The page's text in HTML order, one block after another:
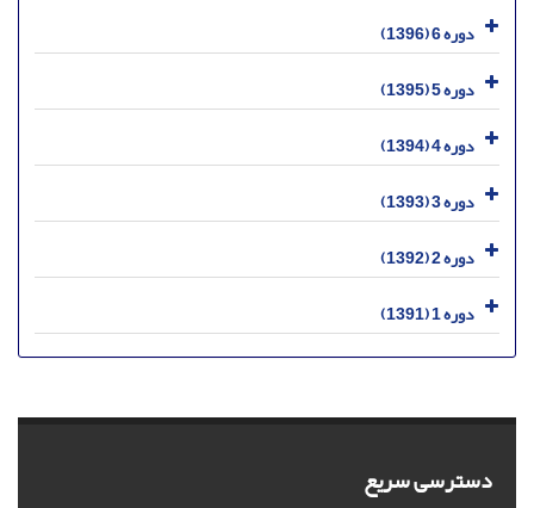
دوره 6 (1396)
دوره 5 (1395)
دوره 4 (1394)
دوره 3 (1393)
دوره 2 (1392)
دوره 1 (1391)
دسترسی سریع